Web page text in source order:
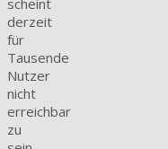
derzeit
für
Tausende
Nutzer
nicht
erreichbar
zu